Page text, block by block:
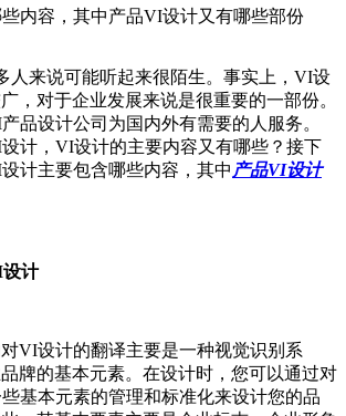
内容，其中产品VI设计又有哪些部份
来说可能听起来很陌生。事实上，VI设
，对于企业发展来说是很重要的一部份。
品设计公司为国内外有需要的人服务。
计，VI设计的主要内容又有哪些？接下
计主要包含哪些内容，其中 产品VI设计
计
设计的翻译主要是一种视觉识别系
牌的基本元素。在设计时，您可以通过对
基本元素的管理和标准化来设计您的品